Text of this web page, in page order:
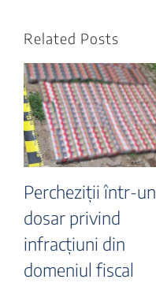
Related Posts
Percheziții într-un
dosar privind
infracțiuni din
domeniul fiscal